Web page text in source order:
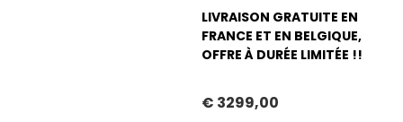
LIVRAISON GRATUITE EN
FRANCE ET EN BELGIQUE,
OFFRE À DURÉE LIMITÉE !!
€ 3299,00